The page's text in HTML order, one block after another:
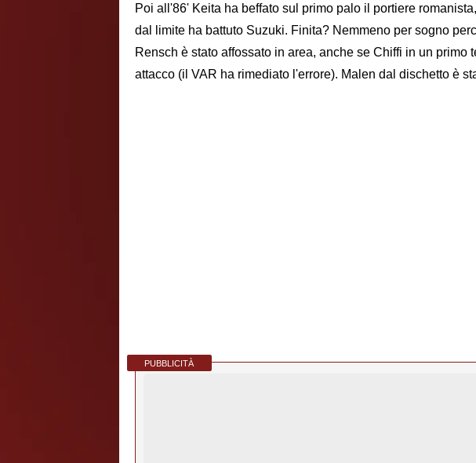
Poi all'86' Keita ha beffato sul primo palo il portiere
dal limite ha battuto Suzuki. Finita? Nemmeno per sogno
Rensch è stato affossato in area, anche se Chiffi in un primo
attacco (il VAR ha rimediato l'errore). Malen dal dischetto è
PUBBLICITÀ